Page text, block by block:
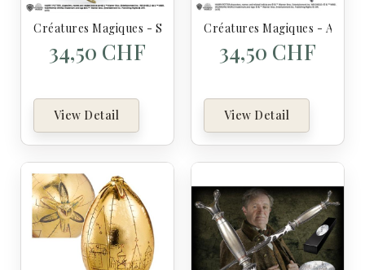
Créatures Magiques - Strangulot - Figurines Harry Potter
34,50 CHF
View Detail
Créatures Magiques -
34,50 CHF
View Detail